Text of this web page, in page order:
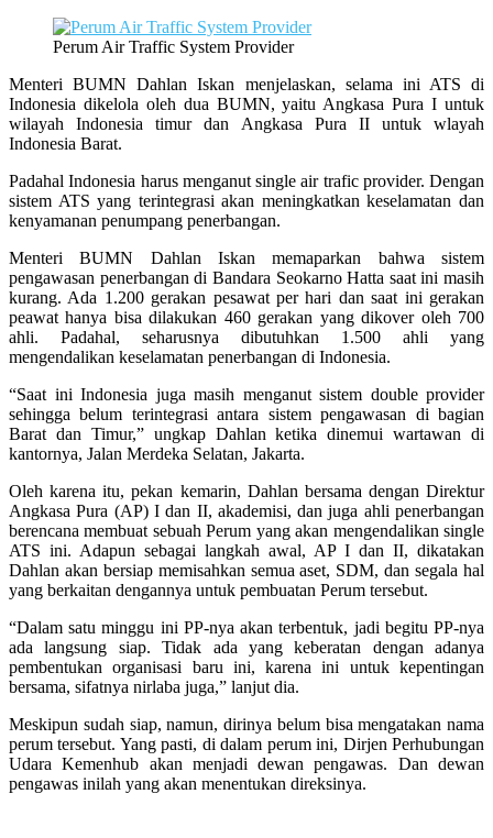
Perum Air Traffic System Provider
Menteri BUMN Dahlan Iskan menjelaskan, selama ini ATS di
Indonesia dikelola oleh dua BUMN, yaitu Angkasa Pura I untuk
wilayah Indonesia timur dan Angkasa Pura II untuk wlayah
Indonesia Barat.
Padahal Indonesia harus menganut single air trafic provider. Dengan
sistem ATS yang terintegrasi akan meningkatkan keselamatan dan
kenyamanan penumpang penerbangan.
Menteri BUMN Dahlan Iskan memaparkan bahwa sistem
pengawasan penerbangan di Bandara Seokarno Hatta saat ini masih
kurang. Ada 1.200 gerakan pesawat per hari dan saat ini gerakan
peawat hanya bisa dilakukan 460 gerakan yang dikover oleh 700
ahli. Padahal, seharusnya dibutuhkan 1.500 ahli yang
mengendalikan keselamatan penerbangan di Indonesia.
“Saat ini Indonesia juga masih menganut sistem double provider
sehingga belum terintegrasi antara sistem pengawasan di bagian
Barat dan Timur,” ungkap Dahlan ketika dinemui wartawan di
kantornya, Jalan Merdeka Selatan, Jakarta.
Oleh karena itu, pekan kemarin, Dahlan bersama dengan Direktur
Angkasa Pura (AP) I dan II, akademisi, dan juga ahli penerbangan
berencana membuat sebuah Perum yang akan mengendalikan single
ATS ini. Adapun sebagai langkah awal, AP I dan II, dikatakan
Dahlan akan bersiap memisahkan semua aset, SDM, dan segala hal
yang berkaitan dengannya untuk pembuatan Perum tersebut.
“Dalam satu minggu ini PP-nya akan terbentuk, jadi begitu PP-nya
ada langsung siap. Tidak ada yang keberatan dengan adanya
pembentukan organisasi baru ini, karena ini untuk kepentingan
bersama, sifatnya nirlaba juga,” lanjut dia.
Meskipun sudah siap, namun, dirinya belum bisa mengatakan nama
perum tersebut. Yang pasti, di dalam perum ini, Dirjen Perhubungan
Udara Kemenhub akan menjadi dewan pengawas. Dan dewan
pengawas inilah yang akan menentukan direksinya.